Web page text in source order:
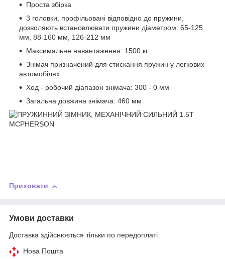
Проста збірка
3 головки, профільовані відповідно до пружини,
дозволяють встановлювати пружини діаметром: 65-125
мм, 88-160 мм, 126-212 мм
Максимальне навантаження: 1500 кг
Знімач призначений для стискання пружин у легкових
автомобілях
Ход - робочий діапазон знімача: 300 - 0 мм
Загальна довжина знімача: 460 мм
Приховати
Умови доставки
Доставка здійснюється тільки по передоплаті.
Нова Пошта